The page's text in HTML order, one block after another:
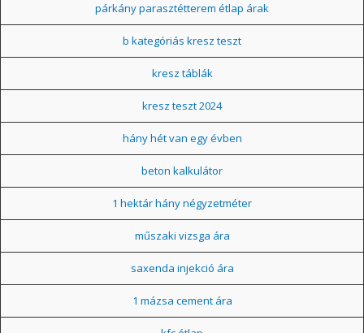
párkány parasztétterem étlap árak
b kategóriás kresz teszt
kresz táblák
kresz teszt 2024
hány hét van egy évben
beton kalkulátor
1 hektár hány négyzetméter
műszaki vizsga ára
saxenda injekció ára
1 mázsa cement ára